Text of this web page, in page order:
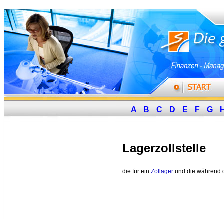
A B C D E F G
Lagerzollstelle
die für ein Zollager und die während